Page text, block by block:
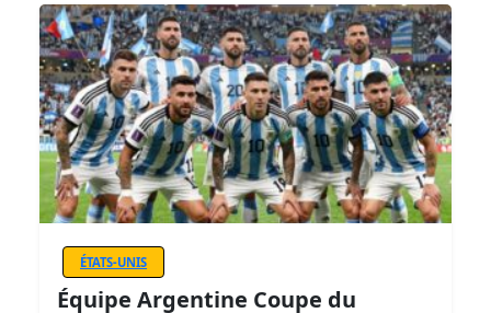
ÉTATS-UNIS
Équipe Argentine Coupe du